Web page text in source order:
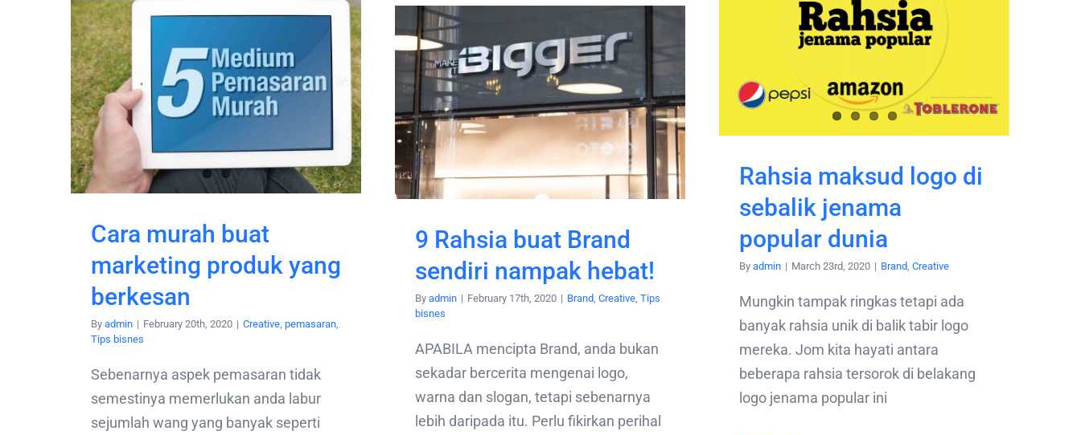
Rahsia maksud logo di
sebalik jenama
popular dunia
By admin | March 23rd, 2020 | Brand, Creative
Mungkin tampak ringkas tetapi ada
banyak rahsia unik di balik tabir logo
mereka. Jom kita hayati antara
beberapa rahsia tersorok di belakang
logo jenama popular ini
Cara murah buat
marketing produk yang
berkesan
By admin | February 20th, 2020 | Creative, pemasaran,
Tips bisnes
Sebenarnya aspek pemasaran tidak
semestinya memerlukan anda labur
sejumlah wang yang banyak seperti
9 Rahsia buat Brand
sendiri nampak hebat!
By admin | February 17th, 2020 | Brand, Creative, Tips
bisnes
APABILA mencipta Brand, anda bukan
sekadar bercerita mengenai logo,
warna dan slogan, tetapi sebenarnya
lebih daripada itu. Perlu fikirkan perihal